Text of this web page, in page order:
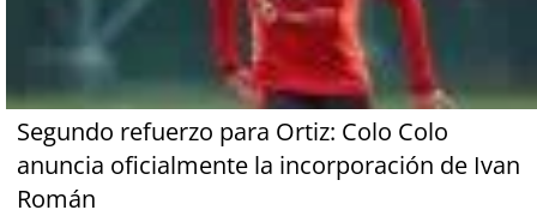
Segundo refuerzo para Ortiz: Colo Colo
anuncia oficialmente la incorporación de Ivan
Román